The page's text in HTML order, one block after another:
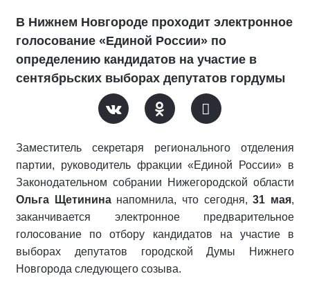
В Нижнем Новгороде проходит электронное
голосование «Единой России» по
определению кандидатов на участие в
сентябрьских выборах депутатов гордумы
Заместитель секретаря регионального отделения
партии, руководитель фракции «Единой России» в
Законодательном собрании Нижегородской области
Ольга Щетининанапомнила, что сегодня,31 мая,
заканчивается электронное предварительное
голосование по отбору кандидатов на участие в
выборах депутатов городской Думы Нижнего
Новгорода следующего созыва.